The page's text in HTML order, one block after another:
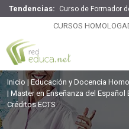
Tendencias: Curso de Formador
CURSOS
Master en Enseñanza del
Extranjera + 60 Créditos
1500 H
Inicio
Educación y Docencia
Master en Enseñanza del Español
Créditos ECTS